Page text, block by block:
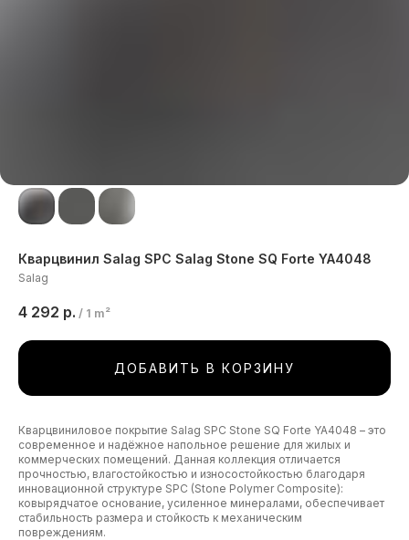
Кварцвинил Salag SPC Salag Stone SQ Forte YA4048
Salag
4 292 р. / 1 m²
ДОБАВИТЬ В КОРЗИНУ
Кварцвиниловое покрытие Salag SPC Stone SQ Forte YA4048 – это
современное и надёжное напольное решение для жилых и
коммерческих помещений. Данная коллекция отличается
прочностью, влагостойкостью и износостойкостью благодаря
инновационной структуре SPC (Stone Polymer Composite):
ковырядчатое основание, усиленное минералами, обеспечивает
стабильность размера и стойкость к механическим
повреждениям.